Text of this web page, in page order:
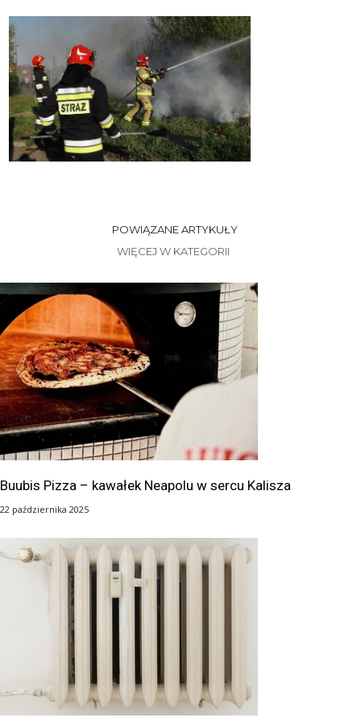
POWIĄZANE ARTYKUŁY
WIĘCEJ W KATEGORII
Buubis Pizza – kawałek Neapolu w sercu Kalisza
22 października 2025